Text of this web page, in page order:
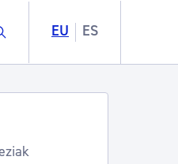
EU ES
Telmo,